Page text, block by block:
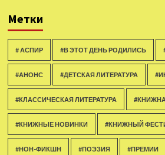
Метки
# АСПИР #В ЭТОТ ДЕНЬ РОДИЛИСЬ
#АНОНС #ДЕТСКАЯ ЛИТЕРАТУРА
#КЛАССИЧЕСКАЯ ЛИТЕРАТУРА
#КНИЖНЫЕ НОВИНКИ #КНИЖНЫЙ
#НОН-ФИКШН #ПОЭЗИЯ #ПРЕМИИ